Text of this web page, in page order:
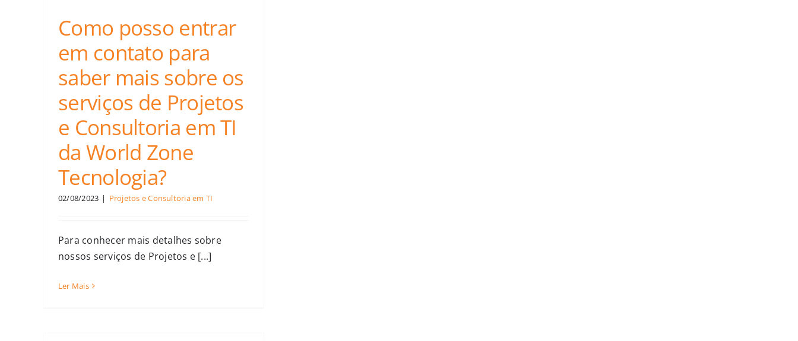
Como posso entrar
em contato para
saber mais sobre os
serviços de Projetos
e Consultoria em TI
da World Zone
Tecnologia?
02/08/2023 | Projetos e Consultoria em TI
Para conhecer mais detalhes sobre
nossos serviços de Projetos e [...]
Ler Mais